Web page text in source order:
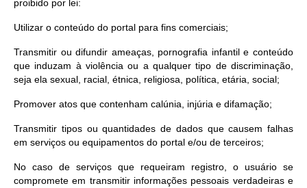
proibido por lei:
Utilizar o conteúdo do portal para fins comerciais;
Transmitir ou difundir ameaças, pornografia infantil e conteúdo
que induzam à violência ou a qualquer tipo de discriminação,
seja ela sexual, racial, étnica, religiosa, política, etária, social;
Promover atos que contenham calúnia, injúria e difamação;
Transmitir tipos ou quantidades de dados que causem falhas
em serviços ou equipamentos do portal e/ou de terceiros;
No caso de serviços que requeiram registro, o usuário se
compromete em transmitir informações pessoais verdadeiras e